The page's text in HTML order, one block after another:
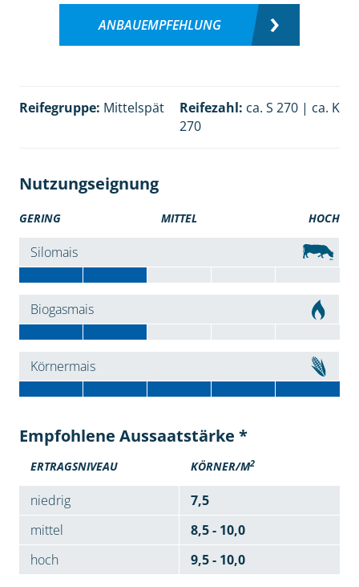
ANBAUEMPFEHLUNG
Reifegruppe: Mittelspät Reifezahl: ca. S 270 | ca. K
270
Nutzungseignung
GERING MITTEL HOCH
Silomais
Biogasmais
Körnermais
Empfohlene Aussaatstärke *
ERTRAGSNIVEAU KÖRNER/M2
niedrig
7,5
mittel
8,5 - 10,0
hoch
9,5 - 10,0